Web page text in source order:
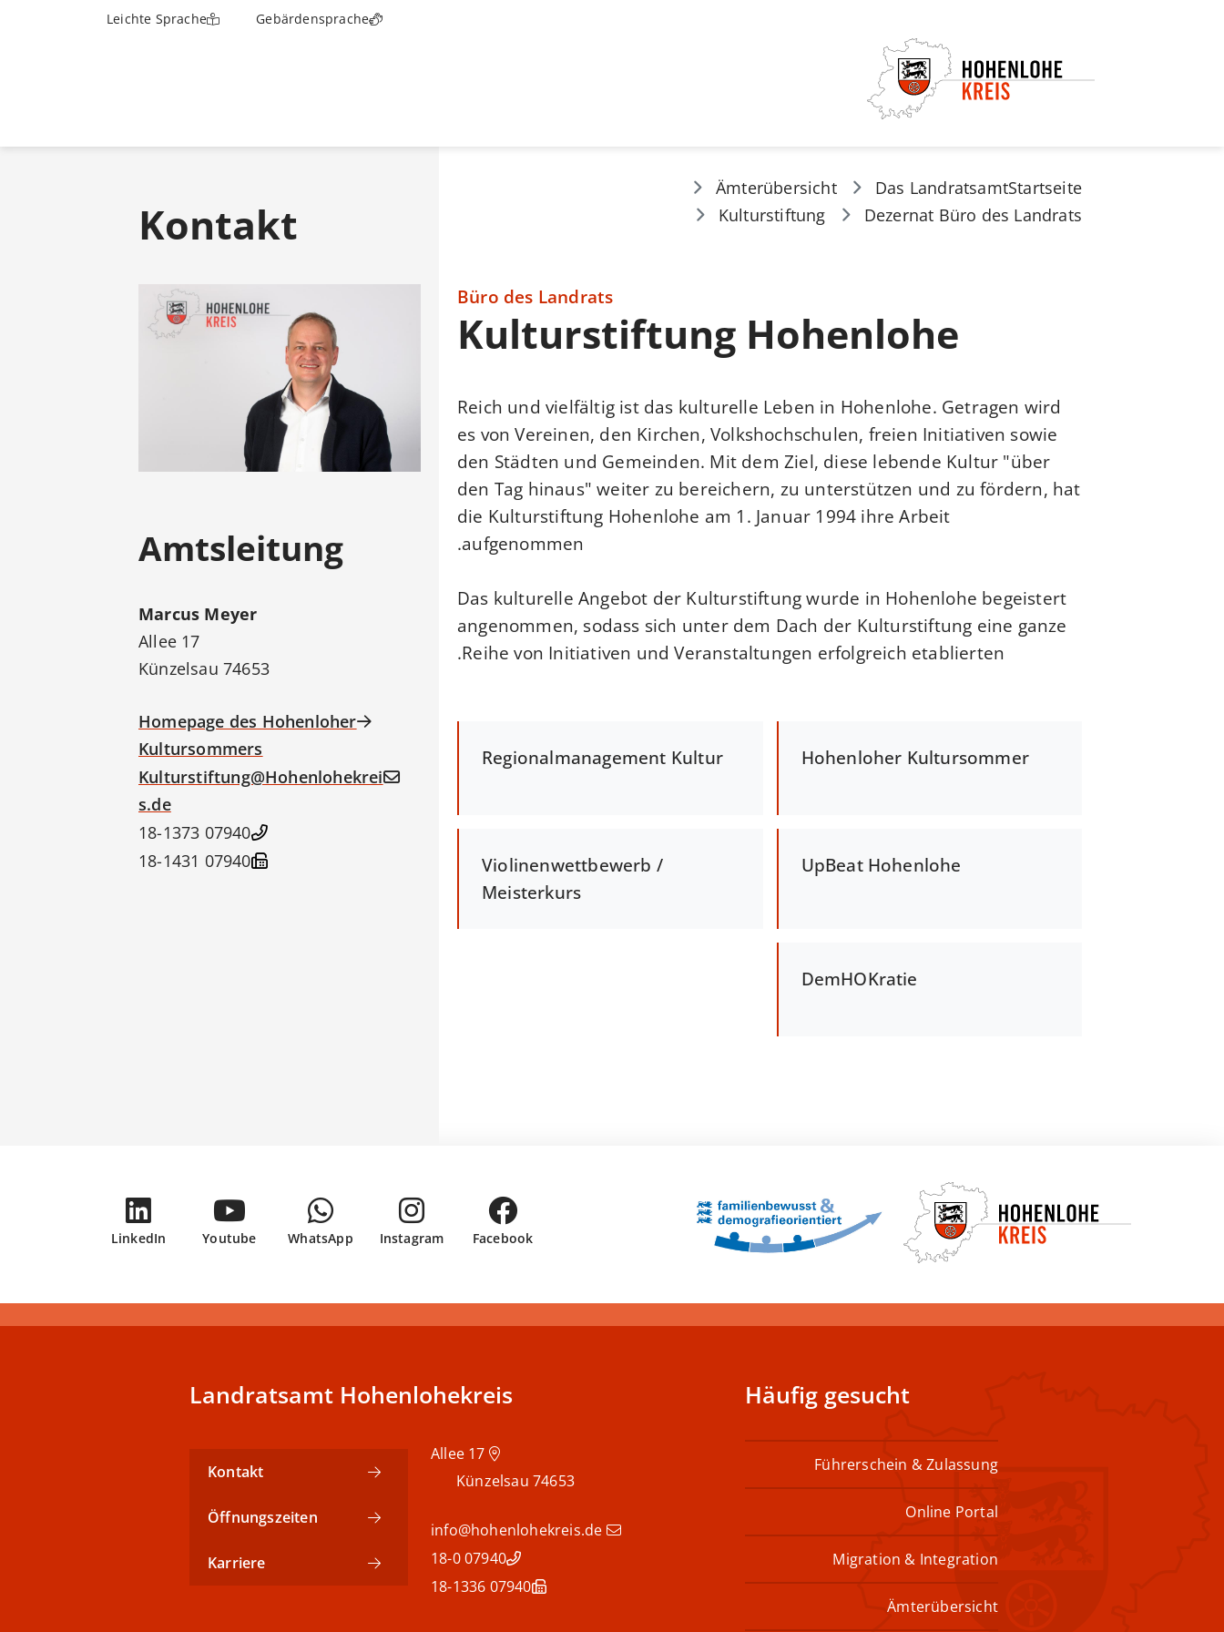
Gebärdensprache
Leichte Sprache
Startseite
Das Landratsamt
Ämterübersicht
Dezernat Büro des Landrats
Kulturstiftung
Büro des Landrats
Kulturstiftung Hohenlohe
Reich und vielfältig ist das kulturelle Leben in Hohenlohe. Getragen wird
es von Vereinen, den Kirchen, Volkshochschulen, freien Initiativen sowie
den Städten und Gemeinden. Mit dem Ziel, diese lebende Kultur "über
den Tag hinaus" weiter zu bereichern, zu unterstützen und zu fördern, hat
die Kulturstiftung Hohenlohe am 1. Januar 1994 ihre Arbeit
aufgenommen.
Das kulturelle Angebot der Kulturstiftung wurde in Hohenlohe begeistert
angenommen, sodass sich unter dem Dach der Kulturstiftung eine ganze
Reihe von Initiativen und Veranstaltungen erfolgreich etablierten.
Hohenloher Kultursommer
Regionalmanagement Kultur
UpBeat Hohenlohe
Violinenwettbewerb /
Meisterkurs
DemHOKratie
Kontakt
Amtsleitung
Marcus Meyer
Allee 17
74653
Künzelsau
Homepage des Hohenloher
Kultursommers
Kulturstiftung@Hohenlohekrei
s.de
07940 18-1373
07940 18-1431
Facebook
Instagram
WhatsApp
Youtube
LinkedIn
Häufig gesucht
Führerschein & Zulassung
Online Portal
Migration & Integration
Ämterübersicht
Landratsamt Hohenlohekreis
74653
Künzelsau
info@hohenlohekreis.de
07940 18-0
07940 18-1336
Kontakt
Öffnungszeiten
Karriere